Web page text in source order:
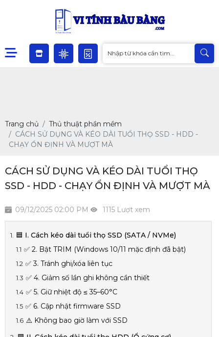
Trang chủ
Thủ thuật phần mềm
CÁCH SỬ DỤNG VÀ KÉO DÀI TUỔI THỌ SSD - HDD -
CHẠY ỔN ĐỊNH VÀ MƯỢT MÀ
CÁCH SỬ DỤNG VÀ KÉO DÀI TUỔI THỌ
SSD - HDD - CHẠY ỔN ĐỊNH VÀ MƯỢT MÀ
09/12/2025 02:00 PM 1115 Lượt xem
🟦 I. Cách kéo dài tuổi thọ SSD (SATA / NVMe)
✅ 2. Bật TRIM (Windows 10/11 mặc định đã bật)
✅ 3. Tránh ghi/xóa liên tục
✅ 4. Giảm số lần ghi không cần thiết
✅ 5. Giữ nhiệt độ ≤ 35–60°C
✅ 6. Cập nhật firmware SSD
⚠️ Không bao giờ làm với SSD